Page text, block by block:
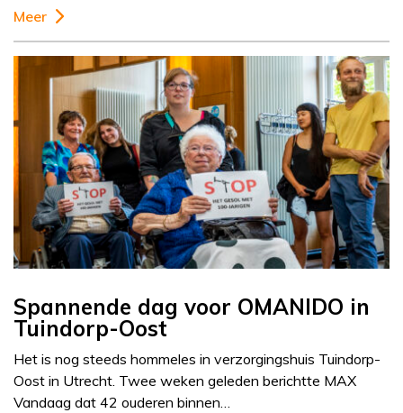
Meer
Spannende dag voor OMANIDO in
Tuindorp-Oost
Het is nog steeds hommeles in verzorgingshuis Tuindorp-
Oost in Utrecht. Twee weken geleden berichtte MAX
Vandaag dat 42 ouderen binnen…